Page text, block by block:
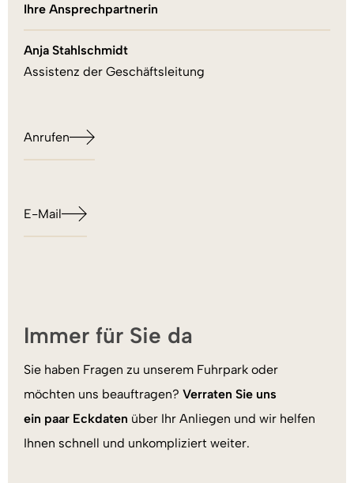
Ihre Ansprechpartnerin
Anja Stahlschmidt
Assistenz der Geschäftsleitung
Anrufen
E-Mail
Immer für Sie da
Sie haben Fragen zu unserem Fuhrpark oder
möchten uns beauftragen? Verraten Sie uns
ein paar Eckdaten über Ihr Anliegen und wir helfen
Ihnen schnell und unkompliziert weiter.